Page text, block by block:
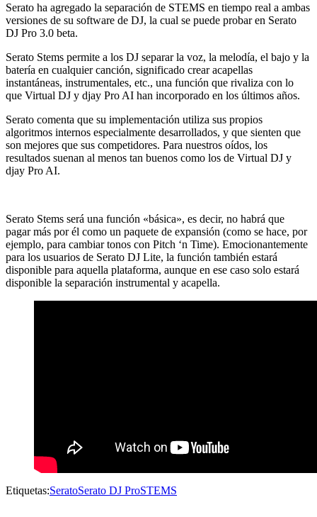
Serato ha agregado la separación de STEMS en tiempo real a ambas
versiones de su software de DJ, la cual se puede probar en Serato
DJ Pro 3.0 beta.
Serato Stems permite a los DJ separar la voz, la melodía, el bajo y la
batería en cualquier canción, significado crear acapellas
instantáneas, instrumentales, etc., una función que rivaliza con lo
que Virtual DJ y djay Pro AI han incorporado en los últimos años.
Serato comenta que su implementación utiliza sus propios
algoritmos internos especialmente desarrollados, y que sienten que
son mejores que sus competidores. Para nuestros oídos, los
resultados suenan al menos tan buenos como los de Virtual DJ y
djay Pro AI.
Serato Stems será una función «básica», es decir, no habrá que
pagar más por él como un paquete de expansión (como se hace, por
ejemplo, para cambiar tonos con Pitch ‘n Time). Emocionantemente
para los usuarios de Serato DJ Lite, la función también estará
disponible para aquella plataforma, aunque en ese caso solo estará
disponible la separación instrumental y acapella.
Etiquetas:SeratoSerato DJ ProSTEMS